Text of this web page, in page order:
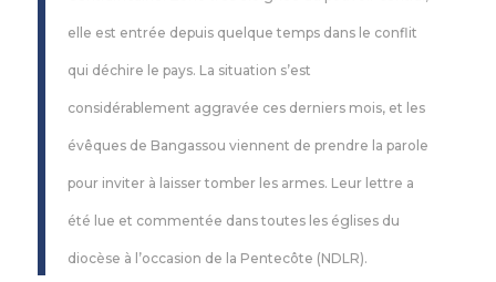
elle est entrée depuis quelque temps dans le conflit
qui déchire le pays. La situation s’est
considérablement aggravée ces derniers mois, et les
évêques de Bangassou viennent de prendre la parole
pour inviter à laisser tomber les armes. Leur lettre a
été lue et commentée dans toutes les églises du
diocèse à l’occasion de la Pentecôte (NDLR).